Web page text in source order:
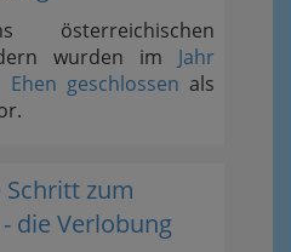
österreichischen
wurden im Jahr
geschlossen als
Schritt zum
die Verlobung